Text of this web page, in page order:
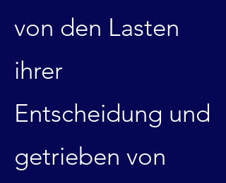
von den Lasten
ihrer
Entscheidung und
getrieben von